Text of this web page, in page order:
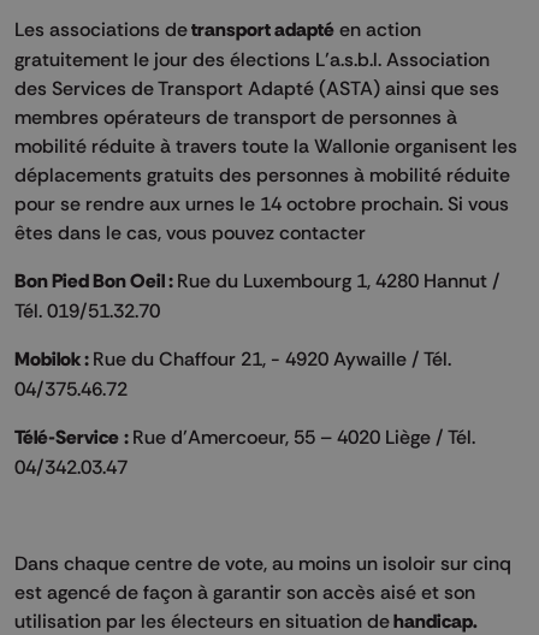
Les associations detransport adapté en action
gratuitement le jour des élections L’a.s.b.l. Association
des Services de Transport Adapté (ASTA) ainsi que ses
membres opérateurs de transport de personnes à
mobilité réduite à travers toute la Wallonie organisent les
déplacements gratuits des personnes à mobilité réduite
pour se rendre aux urnes le 14 octobre prochain. Si vous
êtes dans le cas, vous pouvez contacter
Bon Pied Bon Oeil : Rue du Luxembourg 1, 4280 Hannut /
Tél. 019/51.32.70
Mobilok : Rue du Chaffour 21, - 4920 Aywaille / Tél.
04/375.46.72
Télé-Service : Rue d’Amercoeur, 55 – 4020 Liège / Tél.
04/342.03.47
Dans chaque centre de vote, au moins un isoloir sur cinq
est agencé de façon à garantir son accès aisé et son
utilisation par les électeurs en situation dehandicap.